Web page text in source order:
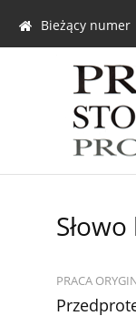
Bieżący numer
PRACA